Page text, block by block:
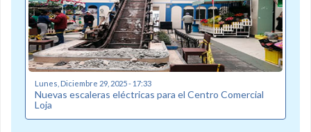
Lunes, Diciembre 29, 2025 - 17:33
Nuevas escaleras eléctricas para el Centro Comercial
Loja